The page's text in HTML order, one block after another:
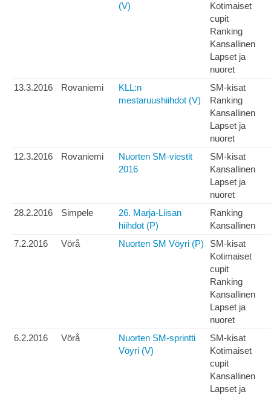
(V)
Kotimaiset
cupit
Ranking
Kansallinen
Lapset ja
nuoret
13.3.2016
Rovaniemi
KLL:n
mestaruushiihdot (V)
SM-kisat
Ranking
Kansallinen
Lapset ja
nuoret
12.3.2016
Rovaniemi
Nuorten SM-viestit
2016
SM-kisat
Kansallinen
Lapset ja
nuoret
28.2.2016
Simpele
26. Marja-Liisan
hiihdot (P)
Ranking
Kansallinen
7.2.2016
Vörå Nuorten SM Vöyri (P)
SM-kisat
Kotimaiset
cupit
Ranking
Kansallinen
Lapset ja
nuoret
6.2.2016
Vörå
Nuorten SM-sprintti
Vöyri (V)
SM-kisat
Kotimaiset
cupit
Kansallinen
Lapset ja